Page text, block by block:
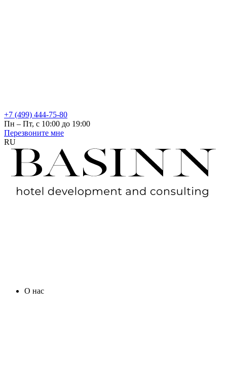
+7 (499) 444-75-80
Пн – Пт, с 10:00 до 19:00
Перезвоните мне
RU
О нас